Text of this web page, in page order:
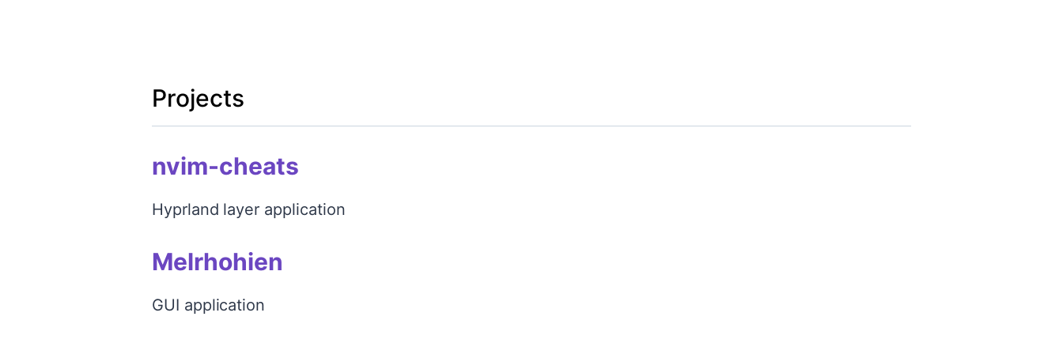
Projects
nvim-cheats
Hyprland layer application
Melrhohien
GUI application